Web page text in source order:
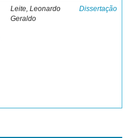
Leite, Leonardo
Geraldo
Dissertação